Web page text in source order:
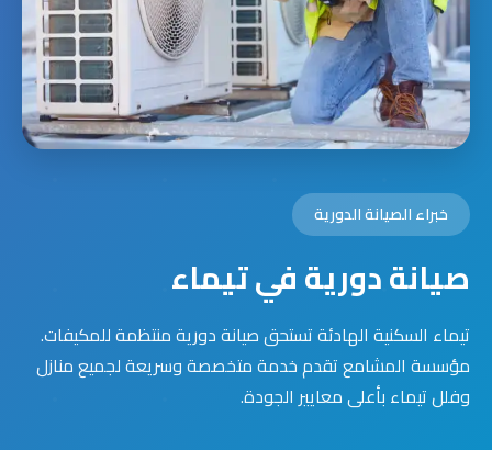
خبراء الصيانة الدورية
صيانة دورية في تيماء
تيماء السكنية الهادئة تستحق صيانة دورية منتظمة للمكيفات.
مؤسسة المشامع تقدم خدمة متخصصة وسريعة لجميع منازل
وفلل تيماء بأعلى معايير الجودة.